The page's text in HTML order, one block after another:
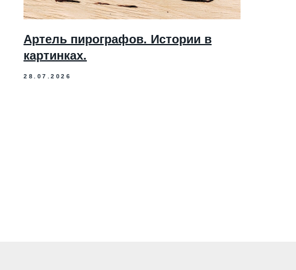
Артель пирографов. Истории в
картинках.
28.07.2026